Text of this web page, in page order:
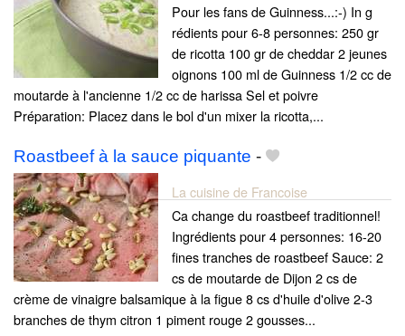
Pour les fans de Guinness...:-) In g
rédients pour 6-8 personnes: 250 gr
de ricotta 100 gr de cheddar 2 jeunes
oignons 100 ml de Guinness 1/2 cc de
moutarde à l'ancienne 1/2 cc de harissa Sel et poivre
Préparation: Placez dans le bol d'un mixer la ricotta,...
Roastbeef à la sauce piquante -
La cuisine de Francoise
Ca change du roastbeef traditionnel!
Ingrédients pour 4 personnes: 16-20
fines tranches de roastbeef Sauce: 2
cs de moutarde de Dijon 2 cs de
crème de vinaigre balsamique à la figue 8 cs d'huile d'olive 2-3
branches de thym citron 1 piment rouge 2 gousses...